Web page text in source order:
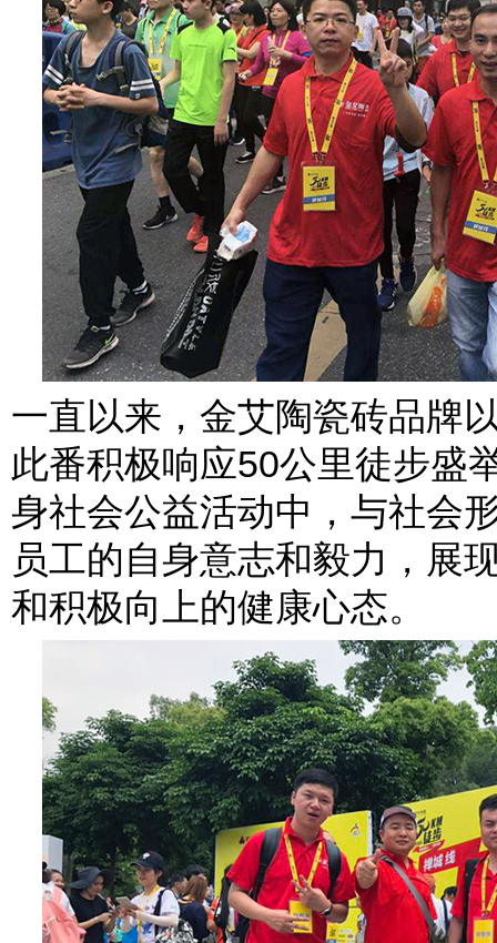
一直以来，金艾陶瓷砖品牌
此番积极响应50公里徒步盛
身社会公益活动中，与社会
员工的自身意志和毅力，展
和积极向上的健康心态。